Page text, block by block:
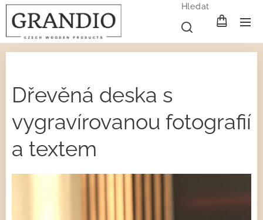
Hledat
Dřevěná deska s
vygravírovanou fotografií
a textem